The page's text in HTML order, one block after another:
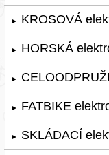
► KROSOVÁ
► HORSKÁ
►
► FATBIKE
► SKLÁDACÍ